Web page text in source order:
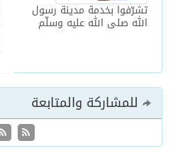
تشرّفوا بخدمة مدينة رسول
الله صلى الله عليه وسلّم
للمشاركة والمتابعة